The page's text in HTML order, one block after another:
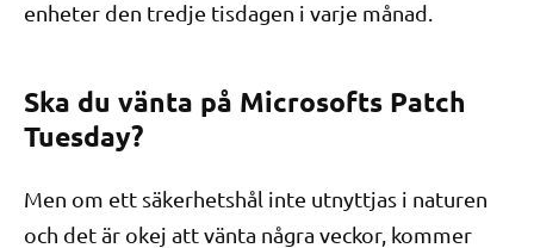
enheter den tredje tisdagen i varje månad.
Ska du vänta på Microsofts Patch
Tuesday?
Men om ett säkerhetshål inte utnyttjas i naturen
och det är okej att vänta några veckor, kommer